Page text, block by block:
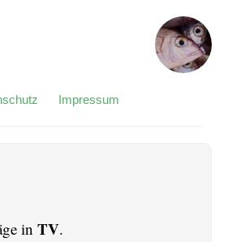
Impressum
in TV.